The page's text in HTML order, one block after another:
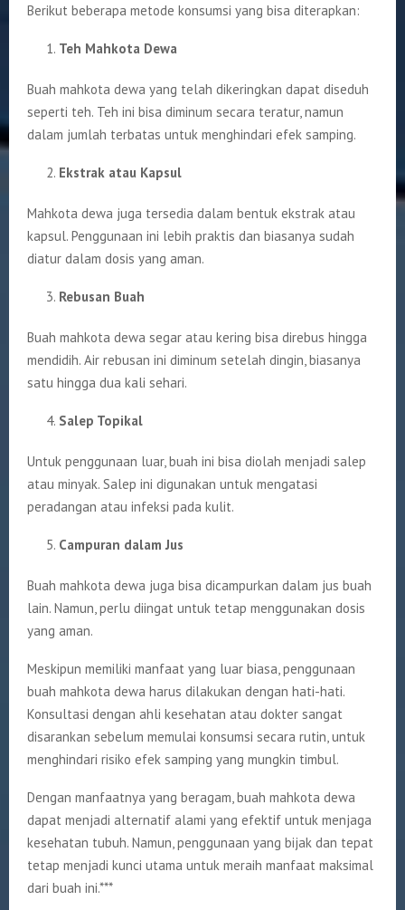
Berikut beberapa metode konsumsi yang bisa diterapkan:
Teh Mahkota Dewa
Buah mahkota dewa yang telah dikeringkan dapat diseduh
seperti teh. Teh ini bisa diminum secara teratur, namun
dalam jumlah terbatas untuk menghindari efek samping.
Ekstrak atau Kapsul
Mahkota dewa juga tersedia dalam bentuk ekstrak atau
kapsul. Penggunaan ini lebih praktis dan biasanya sudah
diatur dalam dosis yang aman.
Rebusan Buah
Buah mahkota dewa segar atau kering bisa direbus hingga
mendidih. Air rebusan ini diminum setelah dingin, biasanya
satu hingga dua kali sehari.
Salep Topikal
Untuk penggunaan luar, buah ini bisa diolah menjadi salep
atau minyak. Salep ini digunakan untuk mengatasi
peradangan atau infeksi pada kulit.
Campuran dalam Jus
Buah mahkota dewa juga bisa dicampurkan dalam jus buah
lain. Namun, perlu diingat untuk tetap menggunakan dosis
yang aman.
Meskipun memiliki manfaat yang luar biasa, penggunaan
buah mahkota dewa harus dilakukan dengan hati-hati.
Konsultasi dengan ahli kesehatan atau dokter sangat
disarankan sebelum memulai konsumsi secara rutin, untuk
menghindari risiko efek samping yang mungkin timbul.
Dengan manfaatnya yang beragam, buah mahkota dewa
dapat menjadi alternatif alami yang efektif untuk menjaga
kesehatan tubuh. Namun, penggunaan yang bijak dan tepat
tetap menjadi kunci utama untuk meraih manfaat maksimal
dari buah ini.***